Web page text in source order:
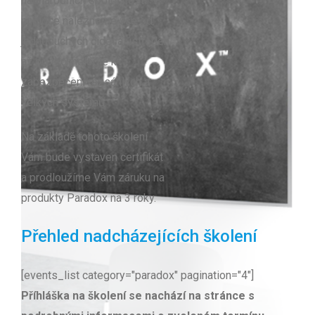
nabídce nalezneme vše od
jednoduchých čidel a ústředen
až po technologie k
zabezpečení rozsáhlých a
velkých systémů.
Na základě tohoto školení
Vám bude vystaven certifikát
a prodloužíme Vám záruku na
produkty Paradox na 3 roky.
Přehled nadcházejících školení
[events_list category="paradox" pagination="4"]
Příhláška na školení se nachází na stránce s